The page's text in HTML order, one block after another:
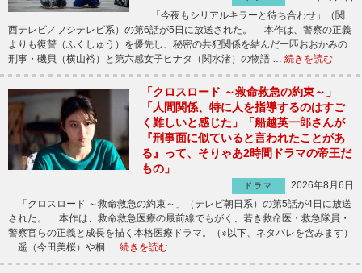
「今夜もシリアルキラーと待ち合わせ」（関
西テレビ／フジテレビ系）の第6話が5日に放送された。 本作は、警察の正義
よりも復讐（ふくしゅう）を優先し、秘密の共犯関係を結んだ一匹おおかみの
刑事・磯貝（横山裕）と第六感女子ヒナタ（関水渚）の物語 … 続きを読む
「クロスロード ～救命救急の約束～」
「人間関係、特に人を指導するのはすご
く難しいと感じた」「船越英一郎さんが
『刑事面に似ていると言われたことがあ
る』って、そりゃあ2時間ドラマの帝王だ
もの」
ドラマ
2026年8月6日
「クロスロード ～救命救急の約束～」（テレビ朝日系）の第5話が4日に放送
された。 本作は、救命救急医療の最前線でもがく、若き救命医・救急隊員・
警察官らの正義と成長を描く本格医療ドラマ。（※以下、ネタバレを含みます）
遥（今田美桜）や桐 … 続きを読む